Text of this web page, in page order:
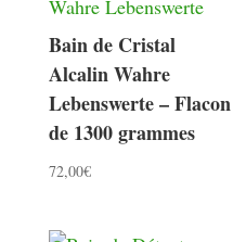
Bain de Cristal
Alcalin Wahre
Lebenswerte – Flacon
de 1300 grammes
72,00€